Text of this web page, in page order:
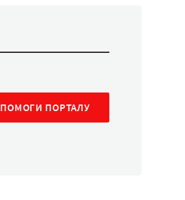
ПОМОГИ ПОРТАЛУ